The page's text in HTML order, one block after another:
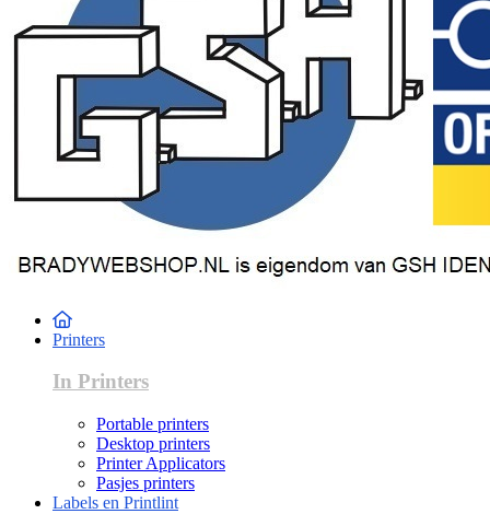
Printers
In Printers
Portable printers
Desktop printers
Printer Applicators
Pasjes printers
Labels en Printlint